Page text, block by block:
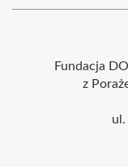
Fundacja
z
ul.